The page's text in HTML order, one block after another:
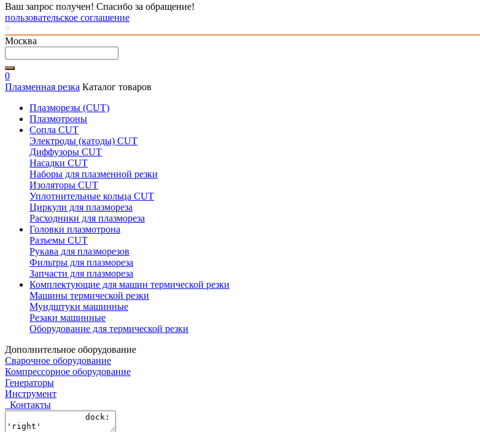
Ваш запрос получен! Спасибо за обращение!
пользовательское соглашение
Москва
0
Плазменная резка Каталог товаров
Плазморезы (CUT)
Плазмотроны
Сопла CUT
Электроды (катоды) CUT
Диффузоры CUT
Насадки CUT
Наборы для плазменной резки
Изоляторы CUT
Уплотнительные кольца CUT
Циркули для плазмореза
Расходники для плазмореза
Головки плазмотрона
Разъемы CUT
Рукава для плазморезов
Фильтры для плазмореза
Запчасти для плазмореза
Комплектующие для машин термической резки
Машины термической резки
Мундштуки машинные
Резаки машинные
Оборудование для термической резки
Дополнительное оборудование
Сварочное оборудование
Компрессорное оборудование
Генераторы
Инструмент
Контакты